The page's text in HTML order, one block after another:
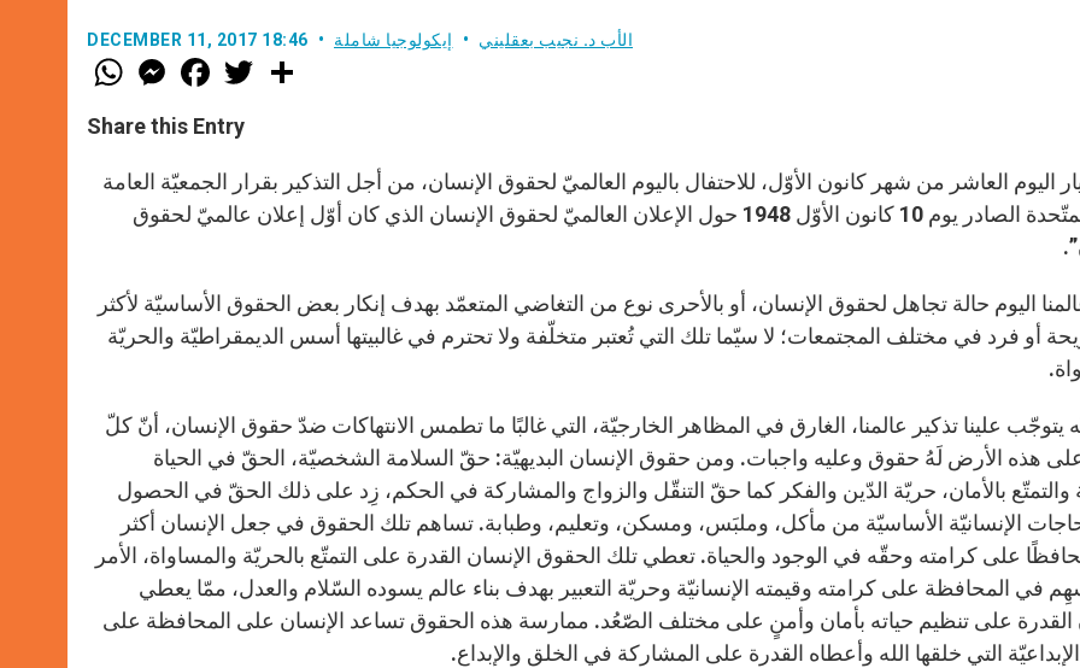
DECEMBER 11, 2017 18:46 الأب د. نجيب بعقليني إيكولوجيا شاملة
W
h
t
s
p
p
M
e
s
e
g
e
r
F
a
e
b
o
k
w
r
Share this Entry
اليوم العاشر من شهر كانون الأوّل، للاحتفال باليوم العالميّ لحقوق الإنسان، من أجل التذكير بقرار الجمعيّة العامة
للأمم المتّحدة الصادر يوم 10 كانون الأوّل 1948 حول الإعلان العالميّ لحقوق الإنسان الذي كان أوّل إعلان عالميّ لحقوق
اليوم حالة تجاهل لحقوق الإنسان، أو بالأحرى نوع من التغاضي المتعمّد بهدف إنكار بعض الحقوق الأساسيّة لأكثر
أو فرد في مختلف المجتمعات؛ لا سيّما تلك التي تُعتبر متخلّفة ولا تحترم في غالبيتها أسس الديمقراطيّة والحريّة
يتوجّب علينا تذكير عالمنا، الغارق في المظاهر الخارجيّة، التي غالبًا ما تطمس الانتهاكات ضدّ حقوق الإنسان، أنّ كلّ
هذه الأرض لَهُ حقوق وعليه واجبات. ومن حقوق الإنسان البديهيّة: حقّ السلامة الشخصيّة، الحقّ في الحياة
والتمتّع بالأمان، حريّة الدّين والفكر كما حقّ التنقّل والزواج والمشاركة في الحكم، زِد على ذلك الحقّ في الحصول
الإنسانيّة الأساسيّة من مأكل، وملبَس، ومسكن، وتعليم، وطبابة. تساهم تلك الحقوق في جعل الإنسان أكثر
على كرامته وحقّه في الوجود والحياة. تعطي تلك الحقوق الإنسان القدرة على التمتّع بالحريّة والمساواة، الأمر
في المحافظة على كرامته وقيمته الإنسانيّة وحريّة التعبير بهدف بناء عالم يسوده السّلام والعدل، ممّا يعطي
القدرة على تنظيم حياته بأمان وأمنٍ على مختلف الصّعُد. ممارسة هذه الحقوق تساعد الإنسان على المحافظة على
التي خلقها الله وأعطاه القدرة على المشاركة في الخلق والإبداع.